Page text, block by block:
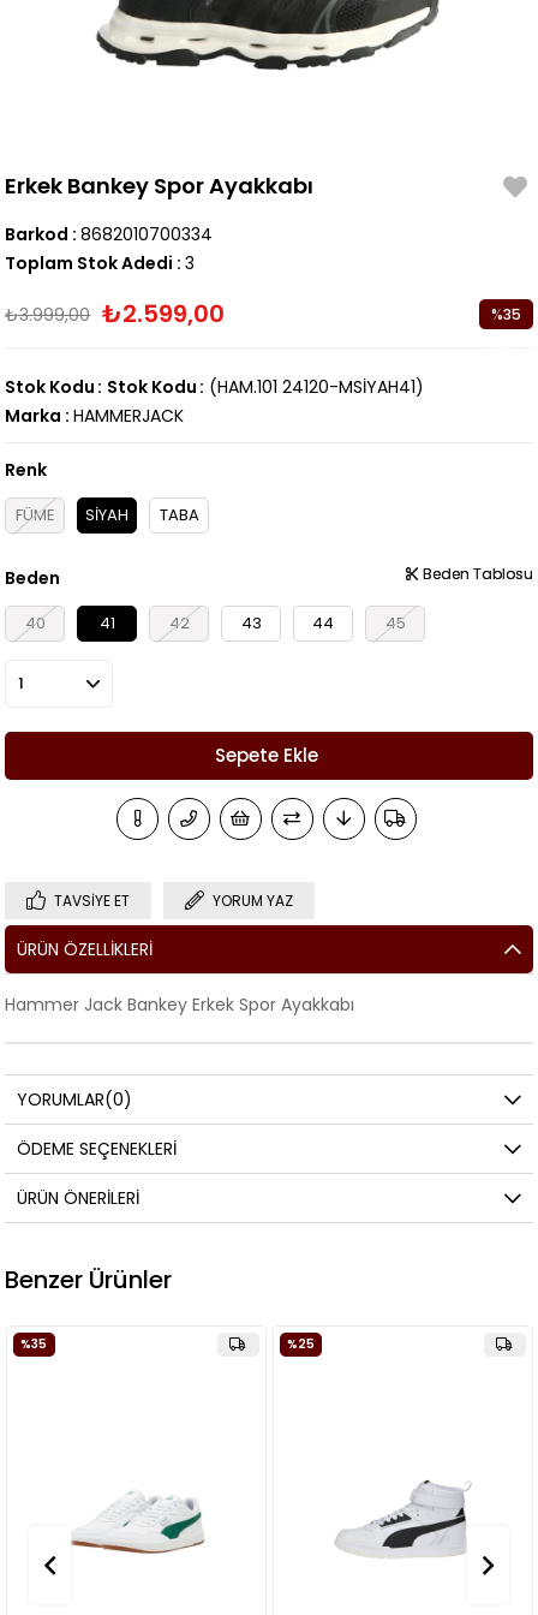
Erkek Bankey Spor Ayakkabı
Barkod : 8682010700334
Toplam Stok Adedi : 3
₺3.999,00 ₺2.599,00 %35
(HAM.101 24120-MSİYAH41)
Stok Kodu Stok Kodu
Marka : HAMMERJACK
Renk
FÜME SİYAH TABA
Beden
40 41 42 43 44 45
Beden Tablosu
Beden Tablosu
TAVSIYE ET YORUM YAZ
ÜRÜN ÖZELLIKLERI
Hammer Jack Bankey Erkek Spor Ayakkabı
YORUMLAR(0)
ÖDEME SEÇENEKLERI
ÜRÜN ÖNERILERI
Benzer Ürünler
%25 %35